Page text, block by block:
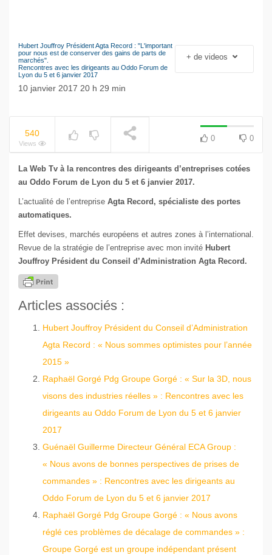
NOW PLAYING
Le séisme industriel
Hubert Jouffroy Président Agta Record : "L'important
pour nous est de conserver des gains de parts de
marchés".
Rencontres avec les dirigeants au Oddo Forum de
Lyon du 5 et 6 janvier 2017
10 janvier 2017 20 h 29 min
+ de videos
540
Views
0 0
La Web Tv à la rencontres des dirigeants d’entreprises cotées
au Oddo Forum de Lyon du 5 et 6 janvier 2017.
L’actualité de l’entreprise Agta Record, spécialiste des portes
automatiques.
Effet devises, marchés européens et autres zones à l’international.
Revue de la stratégie de l’entreprise avec mon invité Hubert
Jouffroy Président du Conseil d’Administration Agta Record.
Articles associés :
Hubert Jouffroy Président du Conseil d’Administration
Agta Record : « Nous sommes optimistes pour l’année
2015 »
Raphaël Gorgé Pdg Groupe Gorgé : « Sur la 3D, nous
visons des industries réelles » : Rencontres avec les
dirigeants au Oddo Forum de Lyon du 5 et 6 janvier
2017
Guénaël Guillerme Directeur Général ECA Group :
« Nous avons de bonnes perspectives de prises de
commandes » : Rencontres avec les dirigeants au
Oddo Forum de Lyon du 5 et 6 janvier 2017
Raphaël Gorgé Pdg Groupe Gorgé : « Nous avons
réglé ces problèmes de décalage de commandes » :
Groupe Gorgé est un groupe indépendant présent